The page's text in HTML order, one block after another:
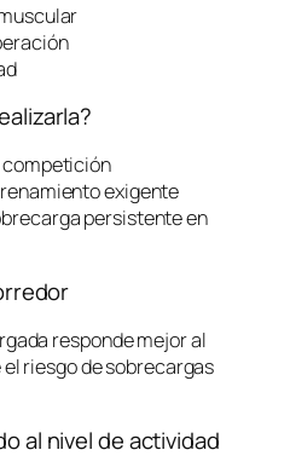
competición
exigente
persistente en
responde mejor al
riesgo de sobrecargas
al nivel de actividad